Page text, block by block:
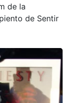
de la
de Sentir